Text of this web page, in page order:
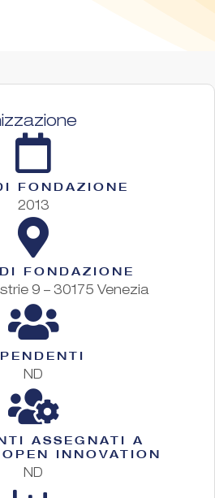
FONDAZIONE
2013
FONDAZIONE
9 – 30175 Venezia
ND
ASSEGNATI A
INNOVATION
ND